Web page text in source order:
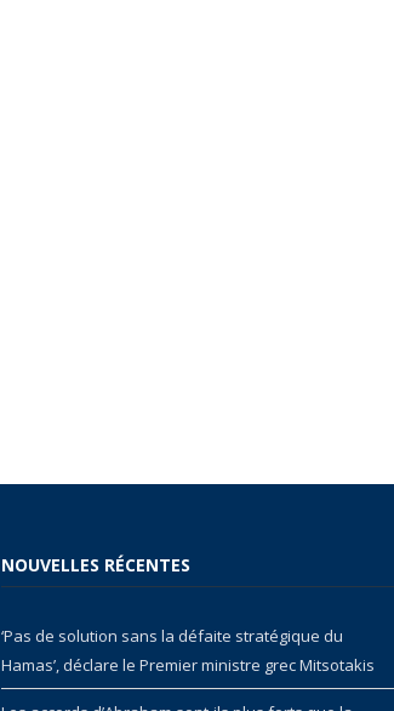
NOUVELLES RÉCENTES
‘Pas de solution sans la défaite stratégique du
Hamas’, déclare le Premier ministre grec Mitsotakis